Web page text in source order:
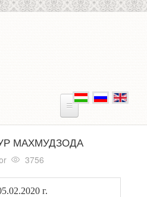
МАХМУДЗОДА
3756
г.